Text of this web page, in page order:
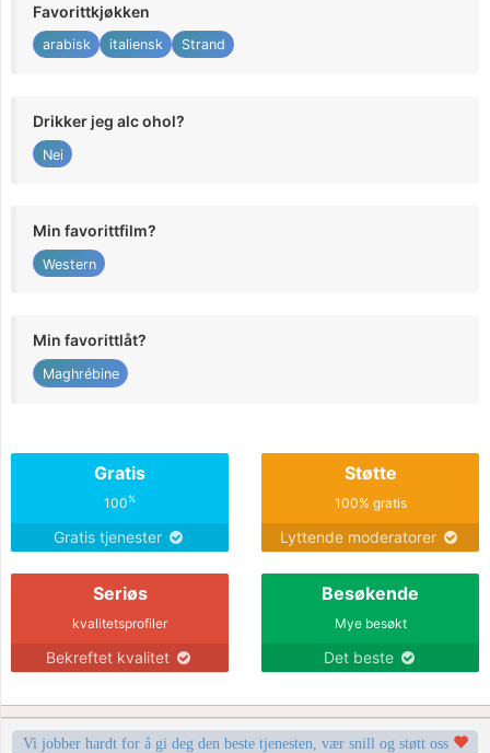
Favorittkjøkken
arabisk italiensk Strand
Drikker jeg alc ohol?
Nei
Min favorittfilm?
Western
Min favorittlåt?
Maghrébine
Gratis
100%
Gratis tjenester
Støtte
100% gratis
Lyttende moderatorer
Seriøs
kvalitetsprofiler
Bekreftet kvalitet
Besøkende
Mye besøkt
Det beste
Vi jobber hardt for å gi deg den beste tjenesten, vær snill og støtt oss